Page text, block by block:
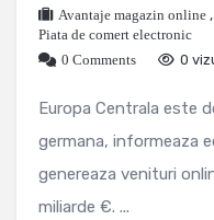
Avantaje magazin online ,
Piata de comert electronic
0 Comments
0
Europa Centrala este
germana, informeaza
genereaza venituri
miliarde €. ...